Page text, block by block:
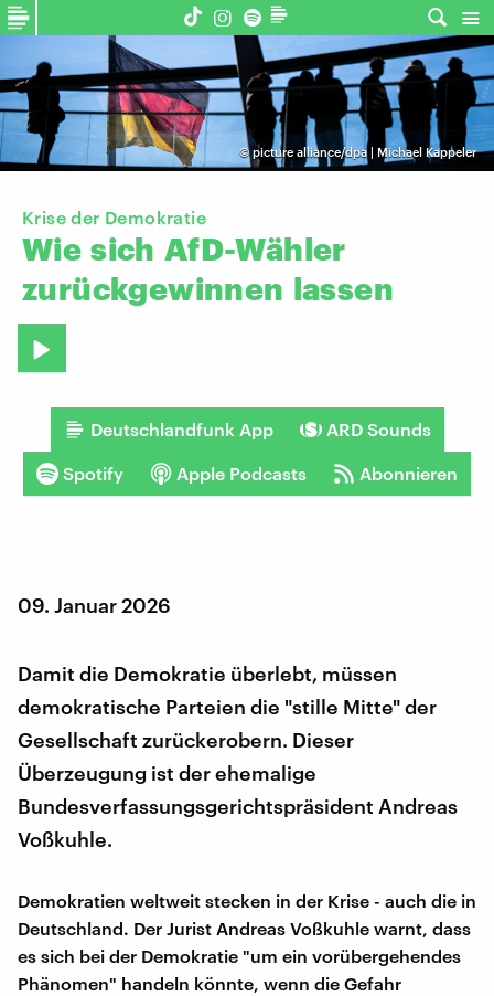
©picture alliance/dpa | Michael Kappeler
Krise der Demokratie
Wie sich AfD-Wähler
zurückgewinnen lassen
Deutschlandfunk App ARD Sounds
Spotify Apple Podcasts Abonnieren
09. Januar 2026
Damit die Demokratie überlebt, müssen
demokratische Parteien die "stille Mitte" der
Gesellschaft zurückerobern. Dieser
Überzeugung ist der ehemalige
Bundesverfassungsgerichtspräsident Andreas
Voßkuhle.
Demokratien weltweit stecken in der Krise - auch die in
Deutschland. Der Jurist Andreas Voßkuhle warnt, dass
es sich bei der Demokratie "um ein vorübergehendes
Phänomen" handeln könnte, wenn die Gefahr